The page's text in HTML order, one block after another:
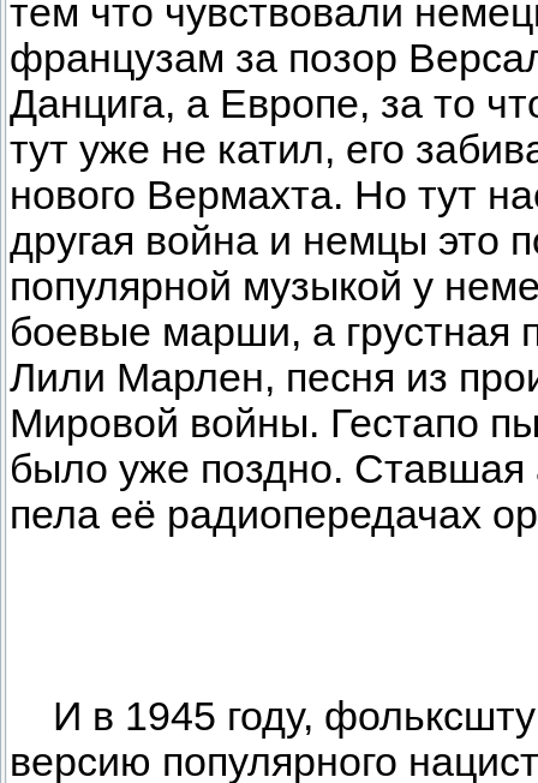
тем что чувствовали
французам за позор
Данцига, а Европе, за то
тут уже не катил, его
нового Вермахта. Но тут
другая война и немцы это
популярной музыкой у
боевые марши, а грустная
Лили Марлен, песня из
Мировой войны. Гестапо
было уже поздно.
пела её радиопередачах
И в 1945 году,
версию популярного